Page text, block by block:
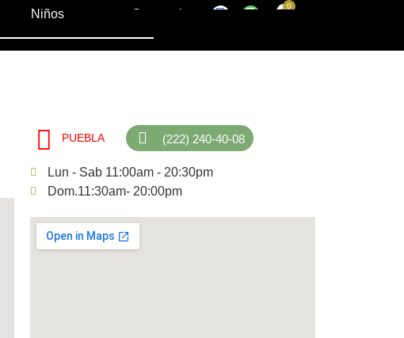
Niños Sucursales
PUEBLA (222) 240-40-08
Lun - Sab 11:00am - 20:30pm
Dom.11:30am- 20:00pm